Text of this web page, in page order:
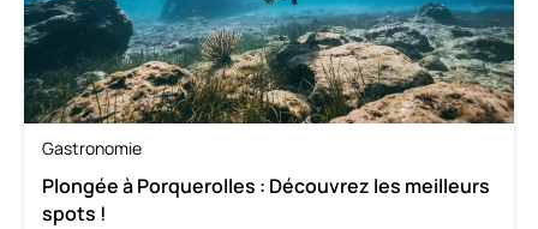
Gastronomie
Plongée à Porquerolles : Découvrez les meilleurs
spots !